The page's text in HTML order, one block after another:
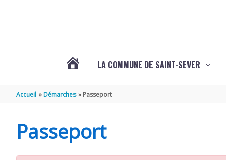
SAINT-
LA COMMUNE DE SAINT-SEVER
Accueil Démarches Passeport
Passeport